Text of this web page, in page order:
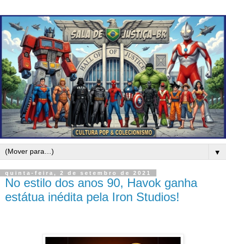
▼
quinta-feira, 2 de setembro de 2021
No estilo dos anos 90, Havok ganha
estátua inédita pela Iron Studios!